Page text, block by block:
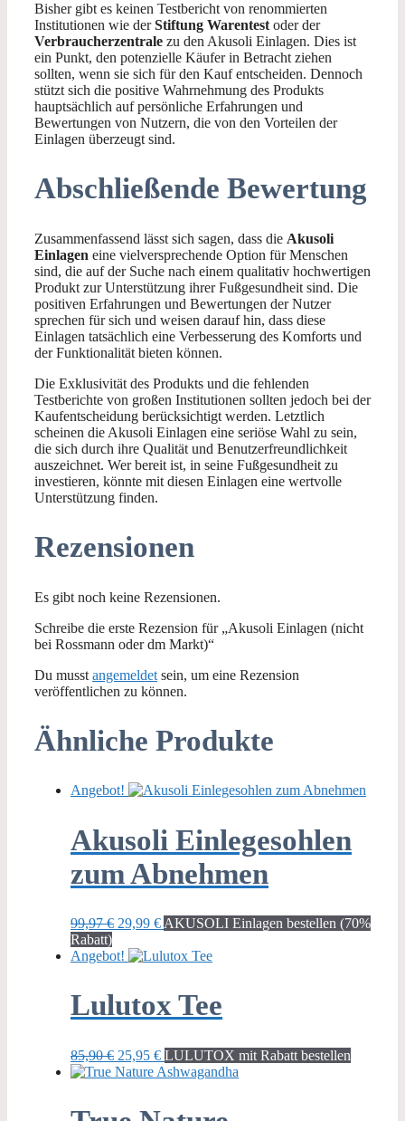
Bisher gibt es keinen Testbericht von renommierten
Institutionen wie derStiftung Warentest oder der
Verbraucherzentrale zu den Akusoli Einlagen. Dies ist
ein Punkt, den potenzielle Käufer in Betracht ziehen
sollten, wenn sie sich für den Kauf entscheiden. Dennoch
stützt sich die positive Wahrnehmung des Produkts
hauptsächlich auf persönliche Erfahrungen und
Bewertungen von Nutzern, die von den Vorteilen der
Einlagen überzeugt sind.
Abschließende Bewertung
Zusammenfassend lässt sich sagen, dass die Akusoli
Einlagen eine vielversprechende Option für Menschen
sind, die auf der Suche nach einem qualitativ hochwertigen
Produkt zur Unterstützung ihrer Fußgesundheit sind. Die
positiven Erfahrungen und Bewertungen der Nutzer
sprechen für sich und weisen darauf hin, dass diese
Einlagen tatsächlich eine Verbesserung des Komforts und
der Funktionalität bieten können.
Die Exklusivität des Produkts und die fehlenden
Testberichte von großen Institutionen sollten jedoch bei der
Kaufentscheidung berücksichtigt werden. Letztlich
scheinen die Akusoli Einlagen eine seriöse Wahl zu sein,
die sich durch ihre Qualität und Benutzerfreundlichkeit
auszeichnet. Wer bereit ist, in seine Fußgesundheit zu
investieren, könnte mit diesen Einlagen eine wertvolle
Unterstützung finden.
Rezensionen
Es gibt noch keine Rezensionen.
Schreibe die erste Rezension für „Akusoli Einlagen (nicht
bei Rossmann oder dm Markt)“
Du musst angemeldet sein, um eine Rezension
veröffentlichen zu können.
Ähnliche Produkte
Angebot!
Akusoli Einlegesohlen
zum Abnehmen
99,97€ Ursprünglicher
war:
29,99 €Aktueller
ist:
AKUSOLI Einlagen bestellen (70%
Rabatt)
Angebot!
Lulutox Tee
85,90€ Ursprünglicher
Preis
25,95 €Aktueller
Preis
LULUTOX mit Rabatt bestellen